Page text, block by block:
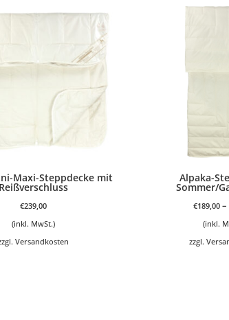
Maxi-Steppdecke mit
Reißverschluss
€239,00
(inkl. MwSt.)
Versandkosten
Alpaka-
Sommer/
€189,00 –
(inkl.
zzgl.